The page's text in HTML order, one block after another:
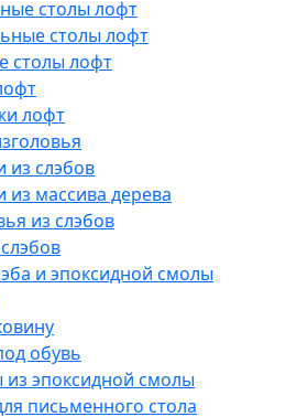
столы лофт
столы лофт
столы лофт
лофт
из слэбов
из массива дерева
из слэбов
и эпоксидной смолы
обувь
эпоксидной смолы
письменного стола